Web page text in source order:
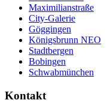
Maximilianstraße
City-Galerie
Göggingen
Königsbrunn NEO
Stadtbergen
Bobingen
Schwabmünchen
Kontakt